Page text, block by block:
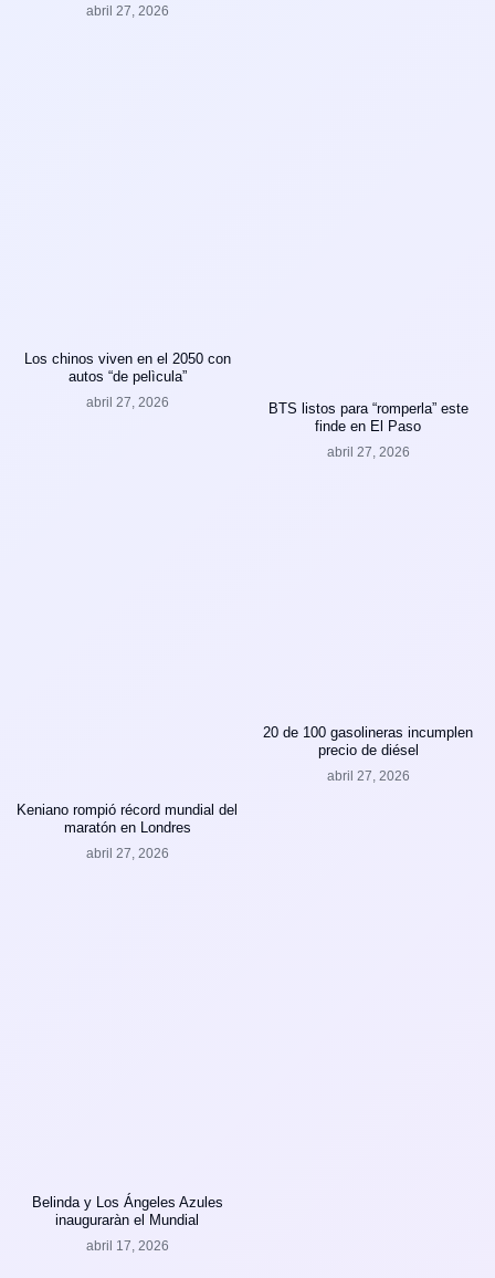
abril 27, 2026
Los chinos viven en el 2050 con
autos “de pelìcula”
abril 27, 2026
BTS listos para “romperla” este
finde en El Paso
abril 27, 2026
Keniano rompió récord mundial del
maratón en Londres
abril 27, 2026
20 de 100 gasolineras incumplen
precio de diésel
abril 27, 2026
Belinda y Los Ángeles Azules
inauguraràn el Mundial
abril 17, 2026